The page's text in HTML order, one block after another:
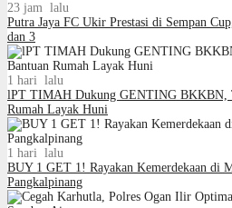
23 jam lalu
Putra Jaya FC Ukir Prestasi di Sempan
dan 3
1 hari lalu
lPT TIMAH Dukung GENTING BKKBN,
Rumah Layak Huni
1 hari lalu
BUY 1 GET 1! Rayakan Kemerdekaan di
Pangkalpinang